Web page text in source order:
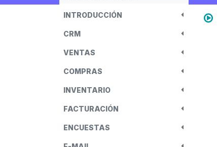
INTRODUCCIÓN
CRM
VENTAS
COMPRAS
INVENTARIO
FACTURACIÓN
ENCUESTAS